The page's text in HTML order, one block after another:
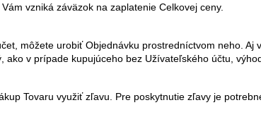
vzniká záväzok na zaplatenie Celkovej ceny.
môžete urobiť Objednávku prostredníctvom neho.
ako v prípade kupujúceho bez Užívateľského účtu,
Tovaru využiť zľavu. Pre poskytnutie zľavy je